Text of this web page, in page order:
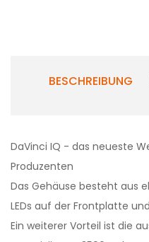
BESCHREIBUNG
DaVinci IQ - das neueste
Produzenten
Das Gehäuse besteht aus
LEDs auf der Frontplatte
Ein weiterer Vorteil ist die